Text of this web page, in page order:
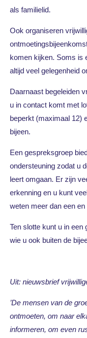
als familielid.
Ook organiseren
komen kijken. Soms is
altijd veel gelegenheid
Daarnaast begeleiden
u in contact komt met
beperkt (maximaal 12)
bijeen.
Een gespreksgroep
ondersteuning zodat u
leert omgaan. Er zijn
erkenning en u kunt
weten meer dan een
Ten slotte kunt u in
wie u ook buiten de
Uit: nieuwsbrief
’De mensen van de
ontmoeten, om naar
informeren, om even